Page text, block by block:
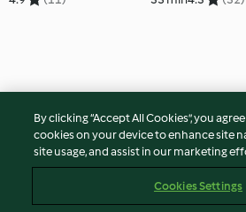
By clicking “Accept All Cookies”, you
cookies on your device to enhance site
site usage, and assist in our marketing
Cookies Settings